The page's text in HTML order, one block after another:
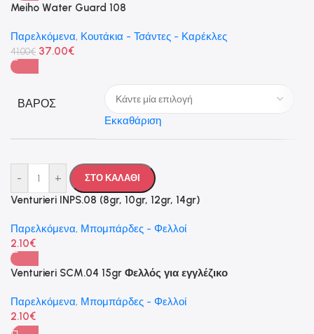
Meiho Water Guard 108
Παρελκόμενα, Κουτάκια - Τσάντες - Καρέκλες
41.00€ 37.00€
ΒΆΡΟΣ
Εκκαθάριση
- + ΣΤΟ ΚΑΛΑΘΙ
Venturieri INPS.08 (8gr, 10gr, 12gr, 14gr)
Παρελκόμενα, Μπομπάρδες - Φελλοί
2.10€
Venturieri SCM.04 15gr Φελλός για εγγλέζικο
Παρελκόμενα, Μπομπάρδες - Φελλοί
2.10€